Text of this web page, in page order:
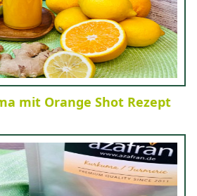
mit Orange Shot Rezept